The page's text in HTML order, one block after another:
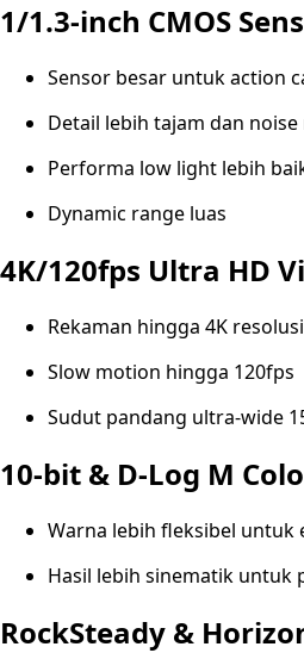
1/1.3-inch CMOS
Sensor besar untuk action
Detail lebih tajam dan
Performa low light lebih
Dynamic range luas
4K/120fps Ultra HD
Rekaman hingga 4K
Slow motion hingga 120fps
Sudut pandang ultra-wide
10-bit & D-Log M
Warna lebih fleksibel untuk
Hasil lebih sinematik untuk
RockSteady &